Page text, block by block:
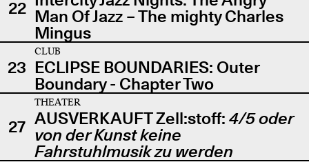
22 Man Of Jazz – The mighty Charles
Mingus
23
CLUB
ECLIPSE BOUNDARIES: Outer
Boundary - Chapter Two
27
THEATER
AUSVERKAUFT Zell:stoff: 4/5 oder
von der Kunst keine
Fahrstuhlmusik zu werden